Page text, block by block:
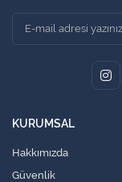
KURUMSAL
Hakkımızda
Güvenlik